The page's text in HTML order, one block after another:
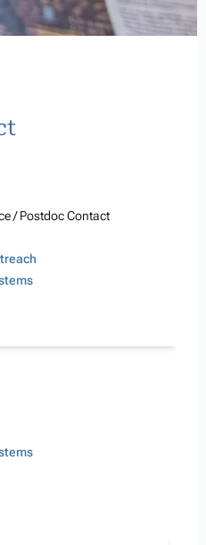
/ Postdoc Contact